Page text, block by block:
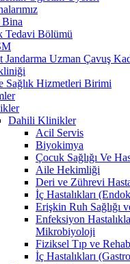
Tedavi Bölümü
Jandarma Uzman Çavuş
Sağlık Hizmetleri Birimi
Dahili Klinikler
Acil Servis
Biyokimya
Çocuk Sağlığı Ve
Aile Hekimliği
Deri ve Zührevi
İç Hastalıkları
Erişkin Ruh Sağlığı
Enfeksiyon
Mikrobiyoloji
Fiziksel Tıp ve
İç Hastalıkları